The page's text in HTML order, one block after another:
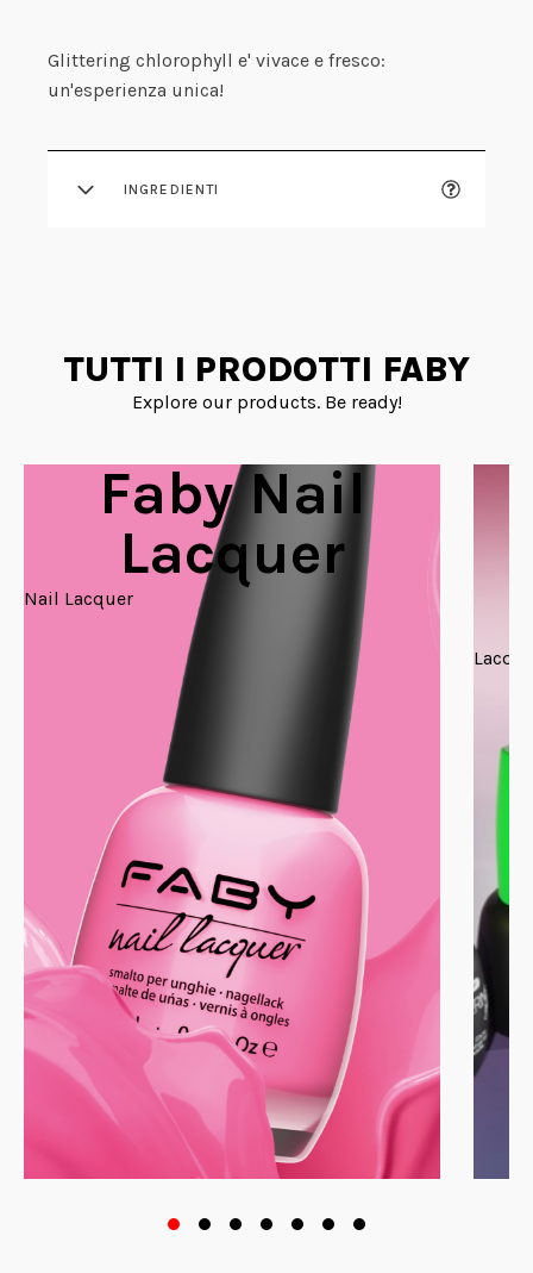
Glittering chlorophyll e' vivace e fresco:
un'esperienza unica!
INGREDIENTI
TUTTI I PRODOTTI FABY
Explore our products. Be ready!
Faby Nail
Lacquer
Nail Lacquer